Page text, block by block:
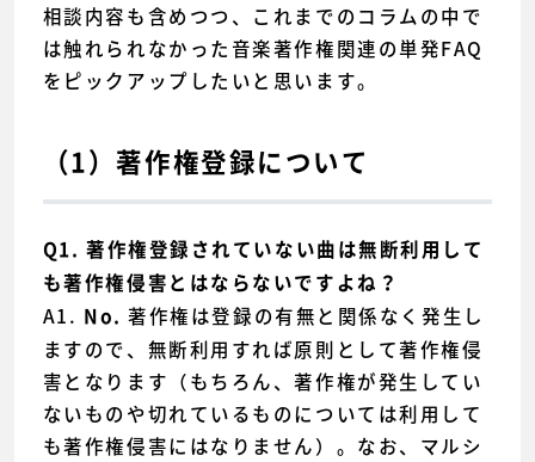
相談内容も含めつつ、これまでのコラムの中で
は触れられなかった音楽著作権関連の単発FAQ
をピックアップしたいと思います。
（1）著作権登録について
Q1. 著作権登録されていない曲は無断利用して
も著作権侵害とはならないですよね？
A1. No. 著作権は登録の有無と関係なく発生し
ますので、無断利用すれば原則として著作権侵
害となります（もちろん、著作権が発生してい
ないものや切れているものについては利用して
も著作権侵害にはなりません）。なお、マルシ